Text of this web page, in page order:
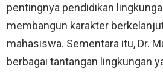
pentingnya pendidikan
membangun karakter
mahasiswa. Sementara itu, Dr.
berbagai tantangan lingkungan